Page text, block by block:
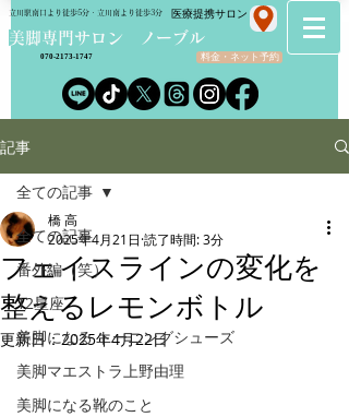
​美脚専門サロン ノーブル
立川駅南口より徒歩5分・立川南より徒歩3分
料金・ネット予約
070-2173-1747
​医療提携サロン
記事
全ての記事
番外編（笑）
12星座
美脚になる トーニングシューズ
美脚マエストラ上野由理
美脚になる靴のこと
全ての記事
フェイスラインの変化を
整えるレモンボトル
橋 高
2025年4月21日 読了時間: 3分
更新日：2025年4月22日